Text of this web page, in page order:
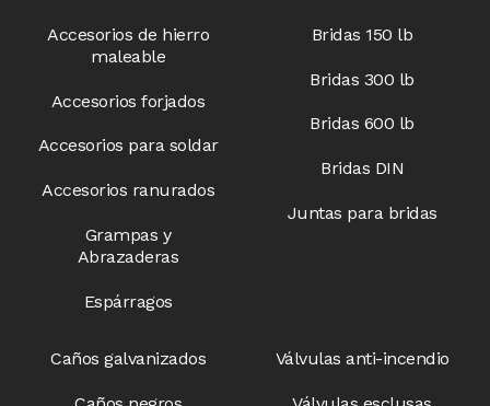
Accesorios de hierro
maleable
Accesorios forjados
Accesorios para soldar
Accesorios ranurados
Grampas y
Abrazaderas
Espárragos
Bridas 150 lb
Bridas 300 lb
Bridas 600 lb
Bridas DIN
Juntas para bridas
Caños galvanizados Válvulas anti-incendio​